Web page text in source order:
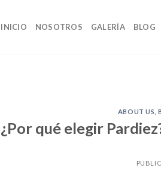
INICIO NOSOTROS GALERÍA BLOG
ABOUT US ,
¿Por qué elegir